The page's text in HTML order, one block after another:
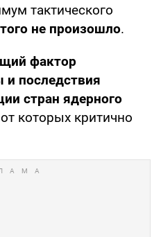
тактического
не произошло.
фактор
и последствия
стран ядерного
которых критично